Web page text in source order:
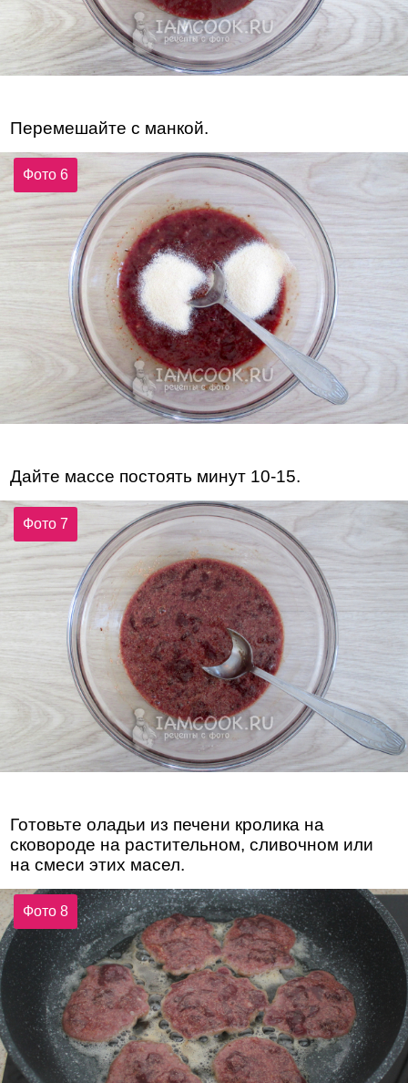
Перемешайте с манкой.
Фото 6
Дайте массе постоять минут 10-15.
Фото 7
Готовьте оладьи из печени кролика на
сковороде на растительном, сливочном или
на смеси этих масел.
Фото 8